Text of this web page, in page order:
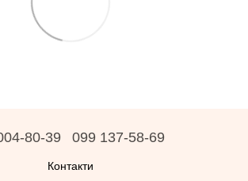
80-39 099 137-58-69
Контакти